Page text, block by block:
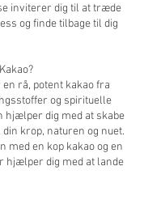
inviterer dig til at træde
og finde tilbage til dig
rå, potent kakao fra
og spirituelle
hjælper dig med at skabe
krop, naturen og nuet.
med en kop kakao og en
hjælper dig med at lande